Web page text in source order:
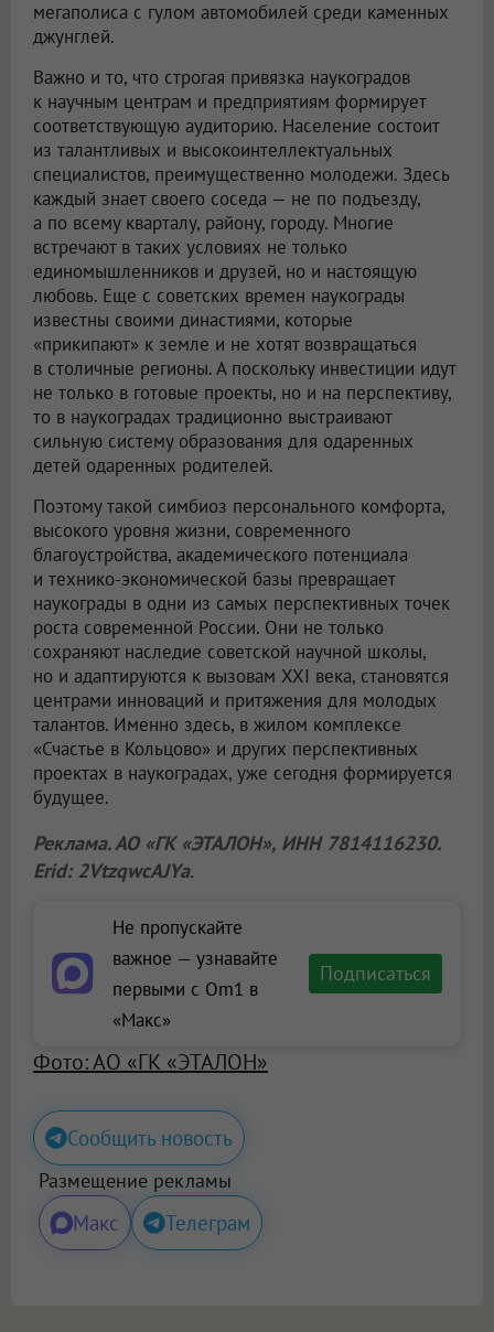
мегаполиса с гулом автомобилей среди каменных
джунглей.
Важно и то, что строгая привязка наукоградов
к научным центрам и предприятиям формирует
соответствующую аудиторию. Население состоит
из талантливых и высокоинтеллектуальных
специалистов, преимущественно молодежи. Здесь
каждый знает своего соседа — не по подъезду,
а по всему кварталу, району, городу. Многие
встречают в таких условиях не только
единомышленников и друзей, но и настоящую
любовь. Еще с советских времен наукограды
известны своими династиями, которые
«прикипают» к земле и не хотят возвращаться
в столичные регионы. А поскольку инвестиции идут
не только в готовые проекты, но и на перспективу,
то в наукоградах традиционно выстраивают
сильную систему образования для одаренных
детей одаренных родителей.
Поэтому такой симбиоз персонального комфорта,
высокого уровня жизни, современного
благоустройства, академического потенциала
и технико-экономической базы превращает
наукограды в одни из самых перспективных точек
роста современной России. Они не только
сохраняют наследие советской научной школы,
но и адаптируются к вызовам XXI века, становятся
центрами инноваций и притяжения для молодых
талантов. Именно здесь, в жилом комплексе
«Счастье в Кольцово» и других перспективных
проектах в наукоградах, уже сегодня формируется
будущее.
Реклама. АО «ГК «ЭТАЛОН», ИНН 7814116230.
Erid: 2VtzqwcAJYa.
Не пропускайте
важное — узнавайте
первыми с Om1 в
«Макс»
Подписаться
Фото: АО «ГК «ЭТАЛОН»
Сообщить новость
Размещение рекламы
Макс Телеграм